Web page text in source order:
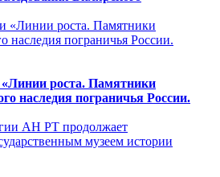
«Линии роста. Памятники
наследия пограничья России.